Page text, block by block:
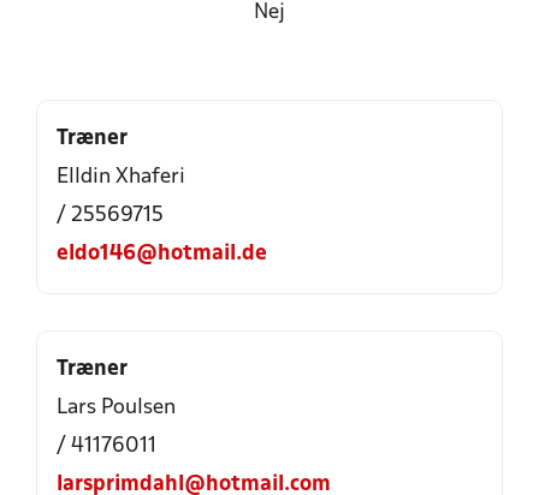
Nej
Træner
Elldin Xhaferi
/ 25569715
eldo146@hotmail.de
Træner
Lars Poulsen
/ 41176011
larsprimdahl@hotmail.com